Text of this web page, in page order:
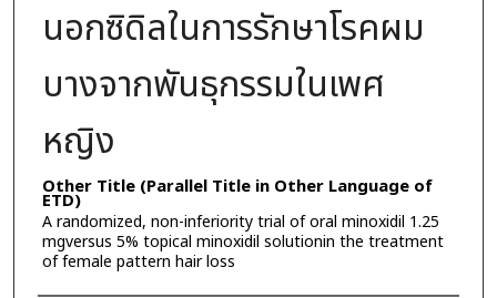
นอกซิดิลในการรักษาโรคผม
บางจากพันธุกรรมในเพศ
หญิง
Other Title (Parallel Title in Other Language of
ETD)
A randomized, non-inferiority trial of oral minoxidil 1.25
mgversus 5% topical minoxidil solutionin the treatment
of female pattern hair loss